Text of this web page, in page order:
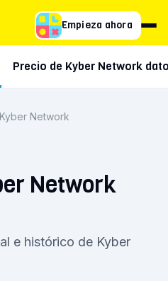
Empieza ahora
Precio de Kyber Network
Network
Network
e histórico de Kyber